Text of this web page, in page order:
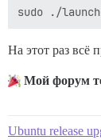
На этот раз всё
Мой форум
Ubuntu release